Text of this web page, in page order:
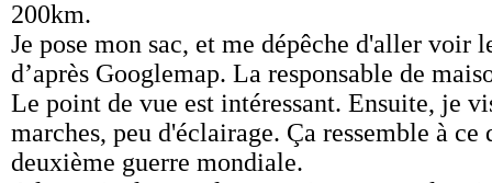
200km.
Je pose mon sac, et me dépêche d'aller voir
d’après Googlemap. La responsable de
Le point de vue est intéressant. Ensuite, je
marches, peu d'éclairage. Ça ressemble à
deuxième guerre mondiale.